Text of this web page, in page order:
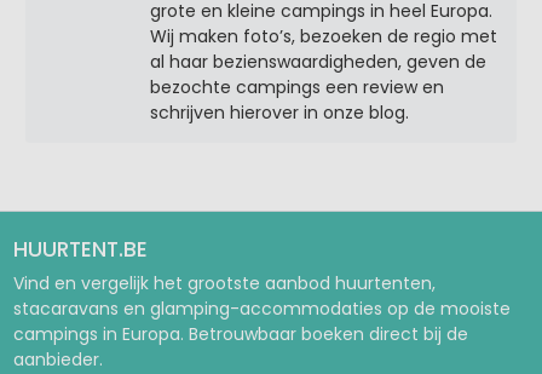
grote en kleine campings in heel Europa.
Wij maken foto’s, bezoeken de regio met
al haar bezienswaardigheden, geven de
bezochte campings een review en
schrijven hierover in onze blog.
HUURTENT.BE
Vind en vergelijk het grootste aanbod huurtenten,
stacaravans en glamping-accommodaties op de mooiste
campings in Europa. Betrouwbaar boeken direct bij de
aanbieder.